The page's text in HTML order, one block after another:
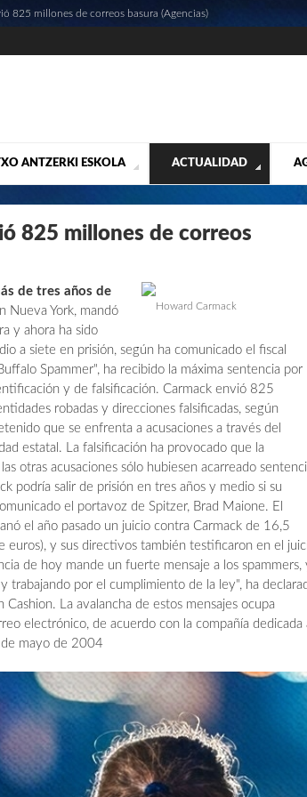
CONTACTO ¡VUELA ALTO
ANTZERKI ESKOLA
MUSICALES MATERIAL
ACTUALIDAD
DESTACADOS
825 millones de correos basura (Agencias)
825 millones de correos
Howard Carmack
de tres años de
Nueva York, mandó
y ahora ha sido
a siete en prisión, según ha comunicado el fiscal
Spammer", ha recibido la máxima sentencia por
y de falsificación. Carmack envió 825
robadas y direcciones falsificadas, según
que se enfrenta a acusaciones a través del
estatal. La falsificación ha provocado que la
otras acusaciones sólo hubiesen acarreado
podría salir de prisión en tres años y medio si su
el portavoz de Spitzer, Brad Maione. El
el año pasado un juicio contra Carmack de 16,5
euros), y sus directivos también testificaron en el
de hoy mande un fuerte mensaje a los spammers,
trabajando por el cumplimiento de la ley", ha
Cashion. La avalancha de estos mensajes ocupa
electrónico, de acuerdo con la compañía dedicada
mayo de 2004